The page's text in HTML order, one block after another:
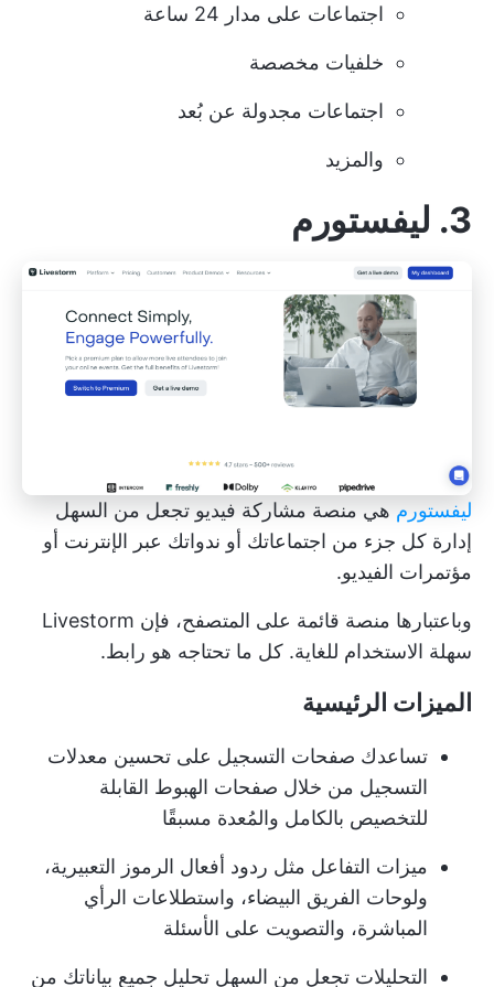
اجتماعات على مدار 24 ساعة
خلفيات مخصصة
اجتماعات مجدولة عن بُعد
والمزيد
3. ليفستورم
ليفستورم هي منصة مشاركة فيديو تجعل من السهل
إدارة كل جزء من اجتماعاتك أو ندواتك عبر الإنترنت أو
مؤتمرات الفيديو.
وباعتبارها منصة قائمة على المتصفح، فإن Livestorm
سهلة الاستخدام للغاية. كل ما تحتاجه هو رابط.
الميزات الرئيسية
تساعدك صفحات التسجيل على تحسين معدلات
التسجيل من خلال صفحات الهبوط القابلة
للتخصيص بالكامل والمُعدة مسبقًا
ميزات التفاعل مثل ردود أفعال الرموز التعبيرية،
ولوحات الفريق البيضاء، واستطلاعات الرأي
المباشرة، والتصويت على الأسئلة
التحليلات تجعل من السهل تحليل جميع بياناتك من